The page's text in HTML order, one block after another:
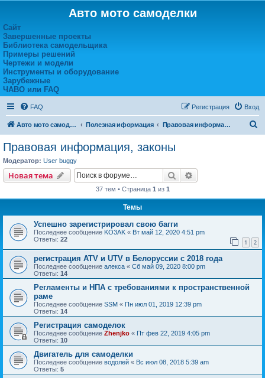
Авто мото самоделки
Сайт
Завершенные проекты
Библиотека самодельщика
Примеры решений
Чертежи и модели
Инструменты и оборудование
Зарубежные
ЧАВО или FAQ
FAQ Вход
Регистрация
Авто мото самоделки Полезная иформация Правовая информация, законы
Правовая информация, законы
Модератор: User buggy
Новая тема Поиск
37 тем • Страница 1 из 1
Темы
Успешно зарегистрировал свою багги
Последнее сообщение KO3AK « Вт май 12, 2020 4:51 pm
Ответы: 22 1 2
регистрация ATV и UTV в Белоруссии с 2018 года
Последнее сообщение алекса « Сб май 09, 2020 8:00 pm
Ответы: 14
Регламенты и НПА с требованиями к пространственной
раме
Последнее сообщение SSM « Пн июл 01, 2019 12:39 pm
Ответы: 14
Регистрация самоделок
Последнее сообщение Zhenjko « Пт фев 22, 2019 4:05 pm
Ответы: 10
Двигатель для самоделки
Последнее сообщение водолей « Вс июл 08, 2018 5:39 am
Ответы: 5